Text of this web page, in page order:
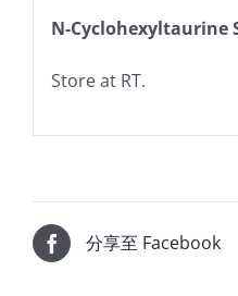
N-Cyclohexyltaurine
Store at RT.
分享至 Facebook